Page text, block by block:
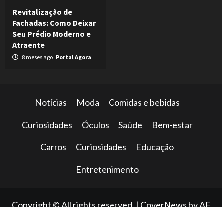
Revitalização de
Fachadas: Como Deixar
Seu Prédio Moderno e
Atraente
8 meses ago Portal Agora
Notícias Moda Comidas e bebidas
Curiosidades Óculos Saúde Bem-estar
Carros Curiosidades Educação
Entretenimento
Copyright © All rights reserved. | CoverNews by AF